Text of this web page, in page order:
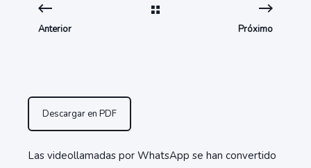
Anterior Próximo
Descargar en PDF
Las videollamadas por WhatsApp se han convertido